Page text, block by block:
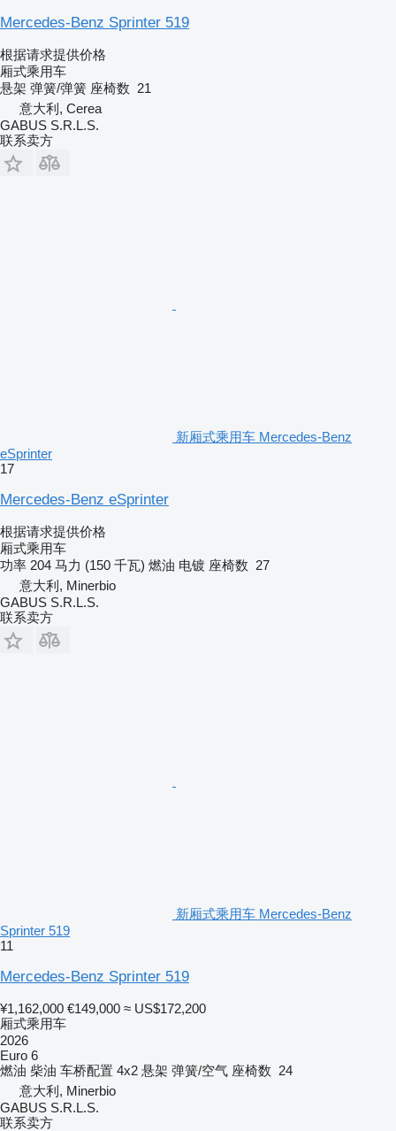
Mercedes-Benz Sprinter 519
根据请求提供价格
厢式乘用车
悬架 弹簧/弹簧 座椅数 21
意大利, Cerea
GABUS S.R.L.S.
联系卖方
新厢式乘用车 Mercedes-Benz
eSprinter
17
Mercedes-Benz eSprinter
根据请求提供价格
厢式乘用车
功率 204 马力 (150 千瓦) 燃油 电镀 座椅数 27
意大利, Minerbio
GABUS S.R.L.S.
联系卖方
新厢式乘用车 Mercedes-Benz
Sprinter 519
11
Mercedes-Benz Sprinter 519
¥1,162,000 €149,000 ≈ US$172,200
厢式乘用车
2026
Euro 6
燃油 柴油 车桥配置 4x2 悬架 弹簧/空气 座椅数 24
意大利, Minerbio
GABUS S.R.L.S.
联系卖方